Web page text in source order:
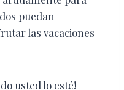
puedan
las vacaciones
usted lo esté!